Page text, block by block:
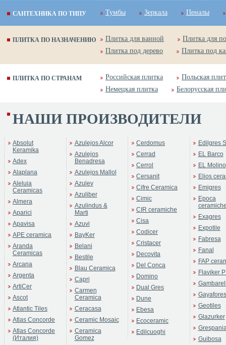
САНТЕХНИКА ПО ТИПУ Тумбы Зеркала Пеналы
ПЛИТКА ПО НАЗНАЧЕНИЮ Плитка для ванной
Плитка для
Плитка под дерево
Плитка под
ПЛИТКА ПО СТРАНАМ Российская плитка
Польская
Немецкая плитка
Белорусская
НАШИ ПРОИЗВОДИТЕЛИ
Absolut
Keramika
Adex
Alaplana
Aleluia
Ceramicas
Almera
Aparici
Apavisa
APE ceramica
Aranda
Ceramicas
Arcana
Argenta
ArtiCer
Ascot
Atlantic Tiles
Atlas Concorde
Atlas Concorde
(Италия)
Azulejos Alcor
Azulejos
Benadresa
Azulejos Mallol
Azulev
Azuliber
Azulindus &
Marti
Azuvi
BayKer
Belani
Bestile
Blau Ceramica
Capri
Carmen
Ceramica
Ceracasa
Ceramic Mosaic
Ceramica
Gomez
Cerdomus
Cerrad
Cerrol
Cersanit
Cifre Ceramica
Cimic
CIR ceramiche
Cisa
Codicer
Cristacer
Decovita
Del Conca
Domino
Dual Gres
Dune
Ebesa
Ecoceramic
Edilcuoghi
Edilgres
EL Barco
EL Molino
Elios
Emigres
Epoca
Exagres
Expotile
Fabresa
Fanal
FAP
Flaviker
Gayafores
Geotiles
Glazurker
Guibosa